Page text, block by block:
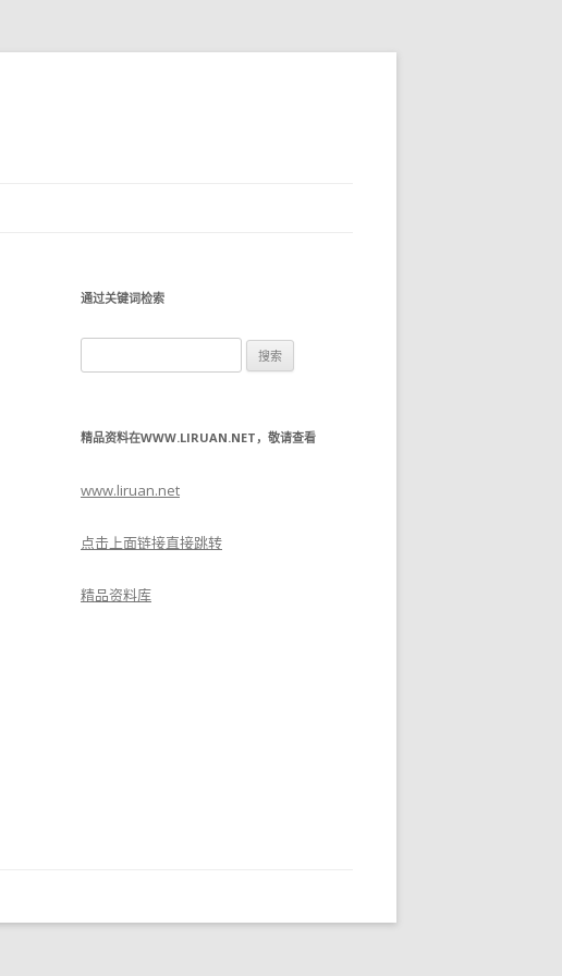
通过关键词检索
索：
精品资料在WWW.LIRUAN.NET，敬请查看
www.liruan.net
点击上面链接直接跳转
精品资料库